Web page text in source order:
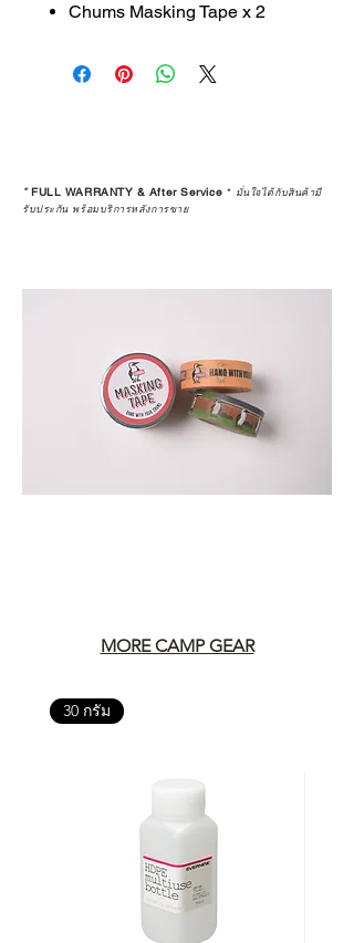
Chums Masking Tape x 2
*FULL WARRANTY & After Service * มั่นใจได้กับสินค้ามี
รับประกัน พร้อมบริการหลังการขาย
MORE CAMP GEAR
30 กรัม